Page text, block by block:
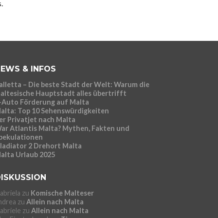
& INFOS
– Die beste Stadt der Welt: Warum die
Hauptstadt alles übertrifft
Auto Förderung auf Malta
Top 10 Sehenswürdigkeiten
Privatjet nach Malta
Atlantis Malta? Mythen, Fakten und
2 Drehort Malta
Urlaub 2025
zu Komische Malteser
zu Allein nach Malta
zu Allein nach Malta